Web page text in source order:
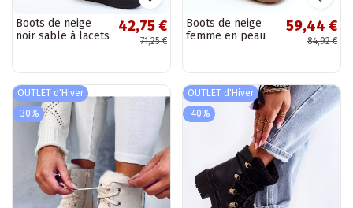
Boots de neige
noir sable à lacets
42,75 €
71,25 €
Boots de neige
femme en peau
59,44 €
84,92 €
OUTLET d'Hiver
-30%
OUTLET d'Hiver
-40%